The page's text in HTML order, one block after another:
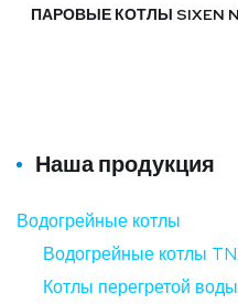
ПАРОВЫЕ КОТЛЫ SIXEN
Наша продукция
Водогрейные котлы
Водогрейные котлы
Котлы перегретой